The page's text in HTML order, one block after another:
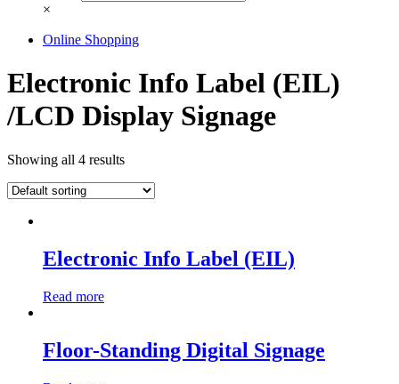
×
Online Shopping
Electronic Info Label (EIL)
/LCD Display Signage
Showing all 4 results
Electronic Info Label (EIL)
Read more
Floor-Standing Digital Signage